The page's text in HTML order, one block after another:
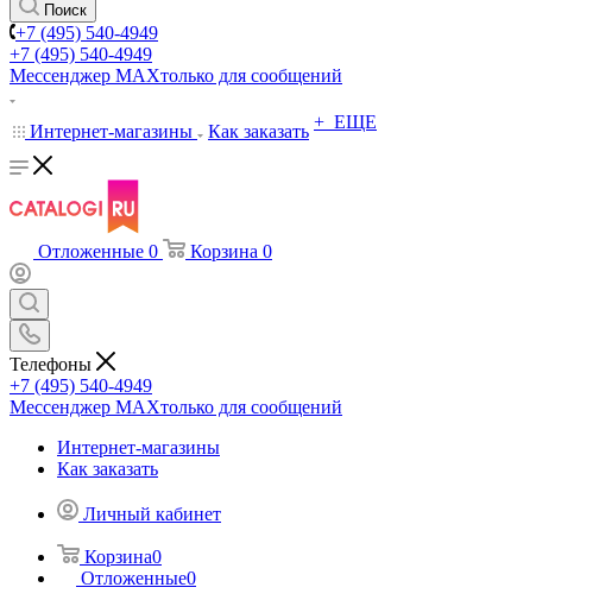
Поиск
+7 (495) 540-4949
+7 (495) 540-4949
Мессенджер МАХтолько для сообщений
Интернет-магазины Как заказать + ЕЩЕ
Отложенные 0 Корзина 0
Телефоны
+7 (495) 540-4949
Мессенджер МАХтолько для сообщений
Интернет-магазины
Как заказать
Личный кабинет
Корзина0
Отложенные0